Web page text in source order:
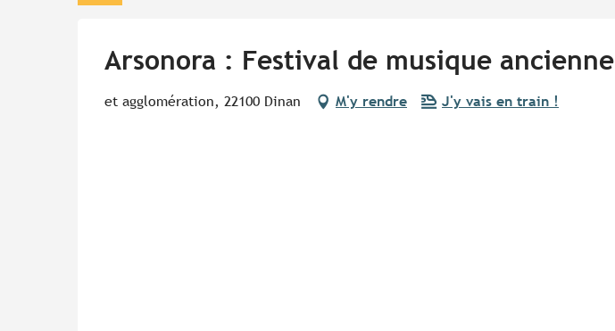
Arsonora : Festival de musique ancienne
et agglomération, 22100 Dinan M'y rendre J'y vais en train !